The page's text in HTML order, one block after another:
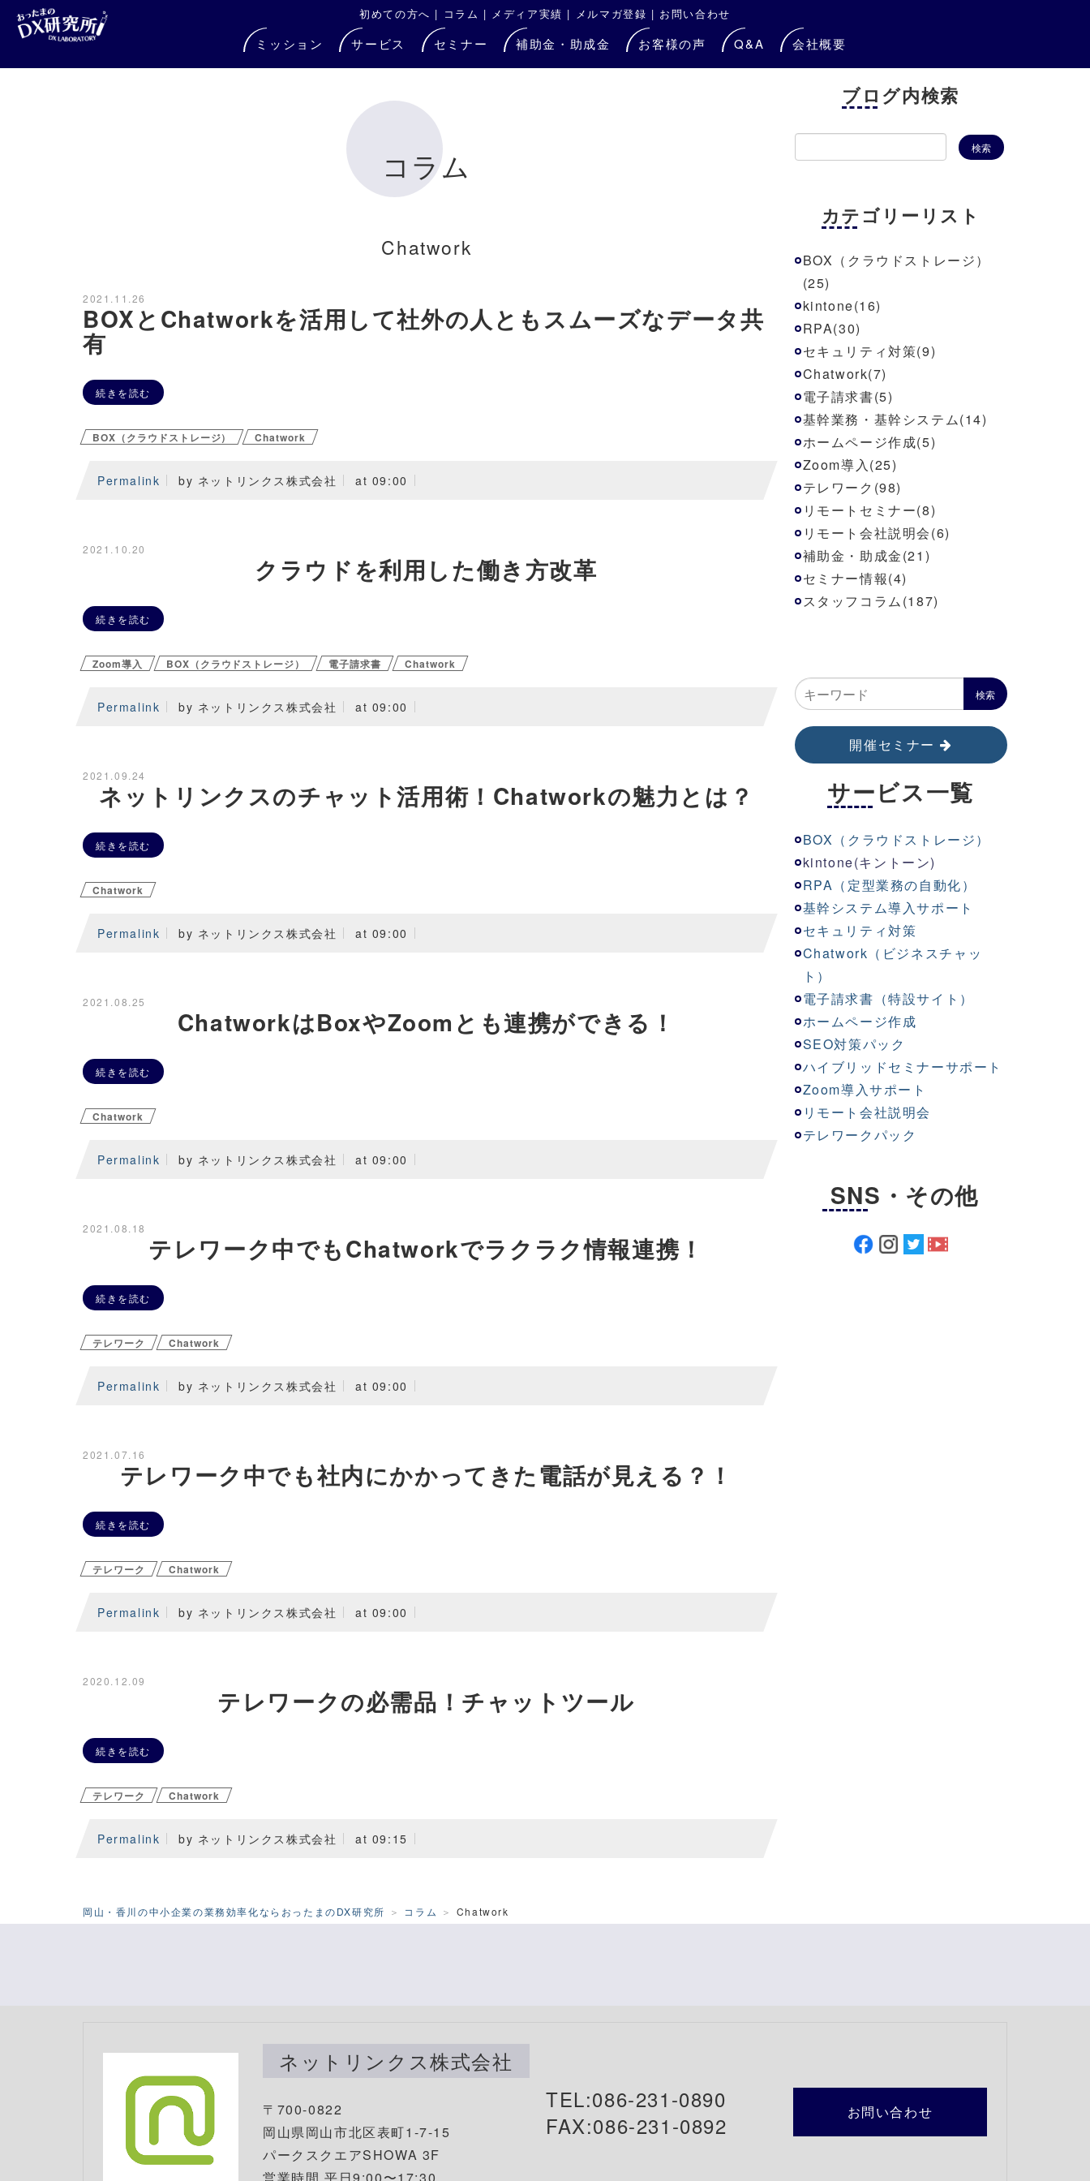
初めての方へ | コラム | メディア実績 | メルマガ登録 | お問い合わせ
ミッション サービス セミナー 補助金・助成金 お客様の声 Q&A 会社概要
コラム
Chatwork
2021.11.26
BOXとChatworkを活用して社外の人ともスムーズなデータ共
有
続きを読む
BOX（クラウドストレージ） Chatwork
Permalink by ネットリンクス株式会社 at 09:00
2021.10.20
クラウドを利用した働き方改革
続きを読む
Zoom導入 BOX（クラウドストレージ） 電子請求書 Chatwork
Permalink by ネットリンクス株式会社 at 09:00
2021.09.24
ネットリンクスのチャット活用術！Chatworkの魅力とは？
続きを読む
Chatwork
Permalink by ネットリンクス株式会社 at 09:00
2021.08.25
ChatworkはBoxやZoomとも連携ができる！
続きを読む
Chatwork
Permalink by ネットリンクス株式会社 at 09:00
2021.08.18
テレワーク中でもChatworkでラクラク情報連携！
続きを読む
テレワーク Chatwork
Permalink by ネットリンクス株式会社 at 09:00
2021.07.16
テレワーク中でも社内にかかってきた電話が見える？！
続きを読む
テレワーク Chatwork
Permalink by ネットリンクス株式会社 at 09:00
2020.12.09
テレワークの必需品！チャットツール
続きを読む
テレワーク Chatwork
Permalink by ネットリンクス株式会社 at 09:15
ブログ内検索
カテゴリーリスト
BOX（クラウドストレージ）
(25)
kintone(16)
RPA(30)
セキュリティ対策(9)
Chatwork(7)
電子請求書(5)
基幹業務・基幹システム(14)
ホームページ作成(5)
Zoom導入(25)
テレワーク(98)
リモートセミナー(8)
リモート会社説明会(6)
補助金・助成金(21)
セミナー情報(4)
スタッフコラム(187)
開催セミナー
サービス一覧
BOX（クラウドストレージ）
kintone(キントーン)
RPA（定型業務の自動化）
基幹システム導入サポート
セキュリティ対策
Chatwork（ビジネスチャッ
ト）
電子請求書（特設サイト）
ホームページ作成
SEO対策パック
ハイブリッドセミナーサポート
Zoom導入サポート
リモート会社説明会
テレワークパック
SNS・その他
岡山・香川の中小企業の業務効率化ならおったまのDX研究所 コラム Chatwork
ネットリンクス株式会社
〒700-0822
岡山県岡山市北区表町1-7-15
パークスクエアSHOWA 3F
TEL:086-231-0890
FAX:086-231-0892
お問い合わせ